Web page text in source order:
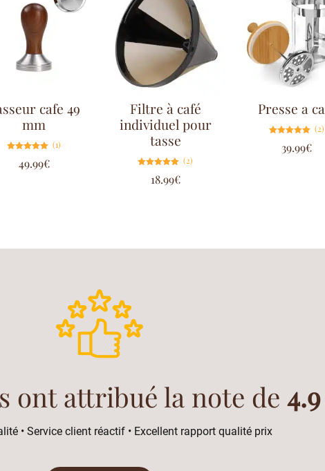
cafe 49
mm
5.00
sur 5
(1)
49.99€
Filtre à café
individuel pour
tasse
5.00
sur 5
(2)
18.99€
Presse a
5.00
sur 5
(2)
39.99€
ont attribué la note de
• Service client réactif • Excellent rapport qualité prix